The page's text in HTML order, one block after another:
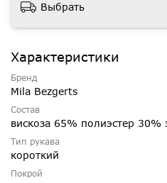
Выбрать
Характеристики
Бренд
Mila Bezgerts
Состав
вискоза 65% полиэстер 30%
Тип рукава
короткий
Покрой